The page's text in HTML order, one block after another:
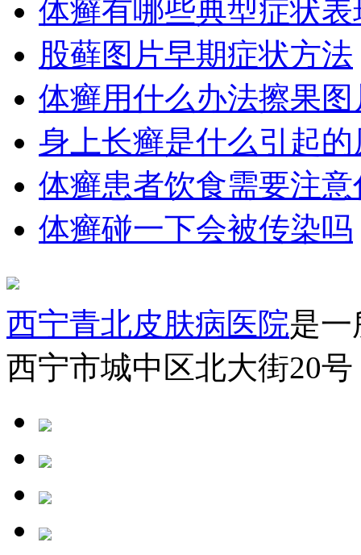
体癣有哪些典型症状
股藓图片早期症状方法
体癣用什么办法擦果图
身上长癣是什么引起的
体癣患者饮食需要注意
体癣碰一下会被传染吗
西宁青北皮肤病医院是
西宁市城中区北大街20